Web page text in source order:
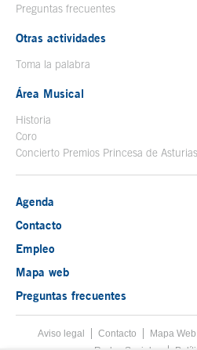
Preguntas frecuentes
Otras actividades
Toma la palabra
Área Musical
Historia
Coro
Concierto Premios Princesa de Asturias
Agenda
Contacto
Empleo
Mapa web
Preguntas frecuentes
Aviso legal Tecla de acceso 8
Contacto Mapa Web